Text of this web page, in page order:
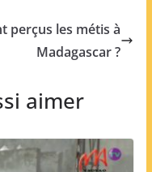
perçus les métis à
Madagascar ?
aimer